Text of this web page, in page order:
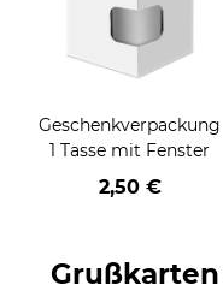
Geschenkverpackung
1 Tasse mit Fenster
2,50 €